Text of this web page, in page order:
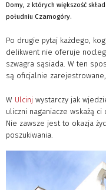
Domy, z których większość
południu Czarnogóry.
Po drugie pytaj każdego,
delikwent nie oferuje
szwagra sąsiada. W ten
są oficjalnie
W Ulcinj wystarczy jak
uliczni naganiacze wskażą
Nie zawsze jest to okazja
poszukiwania.